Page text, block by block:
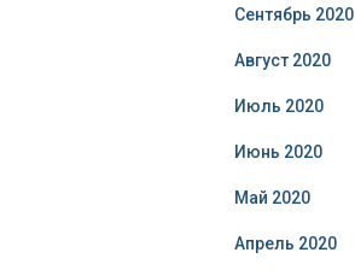
Сентябрь 2020
Август 2020
Июль 2020
Июнь 2020
Май 2020
Апрель 2020